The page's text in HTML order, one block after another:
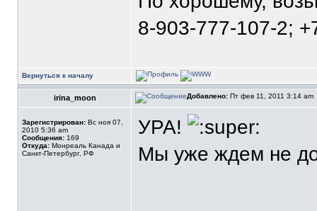
8-903-777-107-2;
Вернуться к началу
irina_moon Добавлено: Пт фев 11, 2011 3:14 am
Зарегистрирован: Вс ноя 07,
2010 5:36 am
Сообщения: 169
Откуда: Монреаль Канада и
Санкт-Петербург, РФ
УРА!
Мы уже ждем не